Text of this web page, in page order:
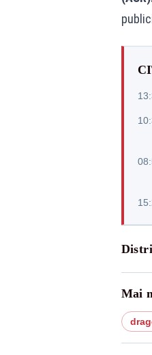
Mai